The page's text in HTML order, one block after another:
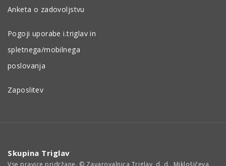
Anketa o zadovoljstvu
Pogoji uporabe i.triglav in
spletnega/mobilnega
poslovanja
Zaposlitev
Skupina Triglav
Vse pravice pridržane. © Zavarovalnica Triglav, d. d., Miklošičeva